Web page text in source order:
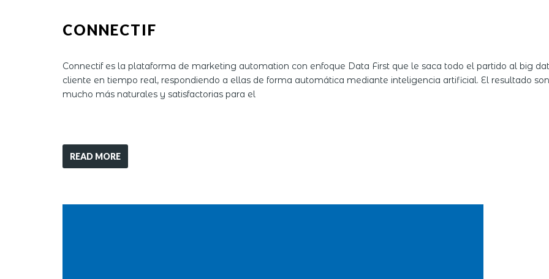
CONNECTIF
Connectif es la plataforma de marketing automation con enfoque Data First que le saca todo el partido al big
cliente en tiempo real, respondiendo a ellas de forma automática mediante inteligencia artificial. El resultado
mucho más naturales y satisfactorias para el
READ MORE